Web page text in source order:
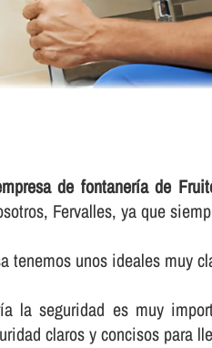
de fontanerí­a de
Fervalles, ya que
tenemos unos ideales muy
la seguridad es muy
claros y concisos para